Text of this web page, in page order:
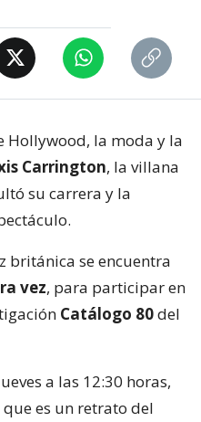
Hollywood, la moda y la
Carrington, la villana
su carrera y la
británica se encuentra
vez, para participar en
Catálogo 80del
a las 12:30 horas,
es un retrato del